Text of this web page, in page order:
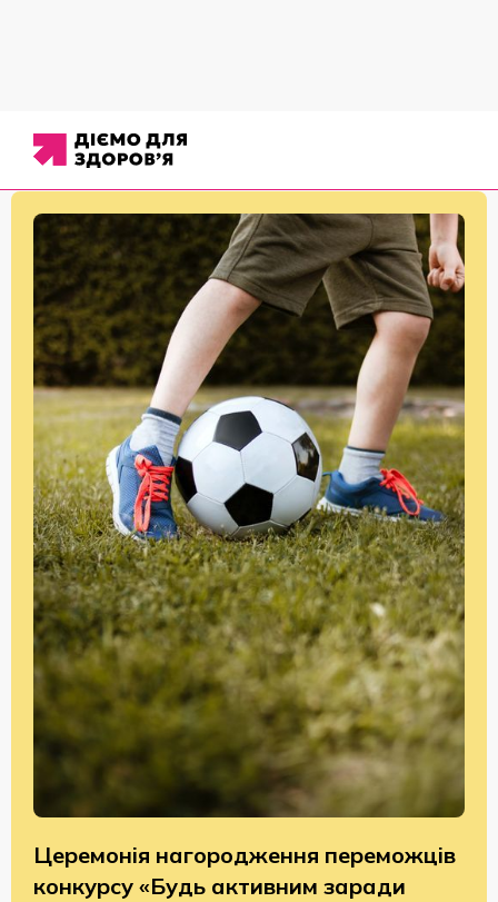
Новини Здорова школа/Церемонія нагородження переможців конкурсу «Будь
активним заради миру!»
Церемонія нагородження переможців
конкурсу «Будь активним заради